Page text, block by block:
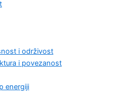
i održivost
i povezanost
energiji